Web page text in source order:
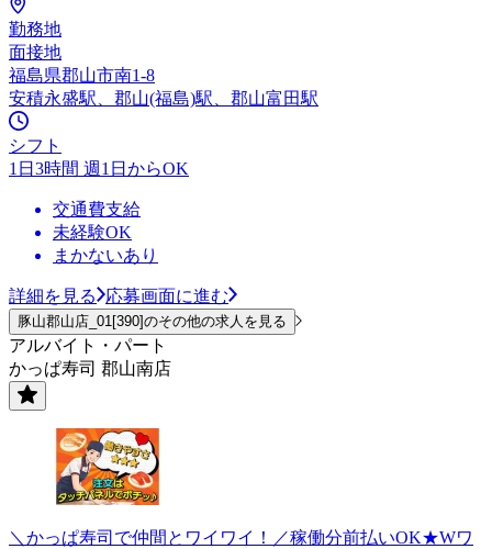
勤務地
面接地
福島県郡山市南1-8
安積永盛駅、郡山(福島)駅、郡山富田駅
シフト
1日3時間 週1日からOK
交通費支給
未経験OK
まかないあり
詳細を見る 応募画面に進む
豚山郡山店_01[390]のその他の求人を見る
アルバイト・パート
かっぱ寿司 郡山南店
＼かっぱ寿司で仲間とワイワイ！／稼働分前払いOK★Wワ